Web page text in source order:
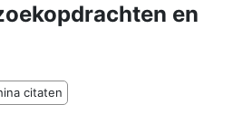
en
citaten